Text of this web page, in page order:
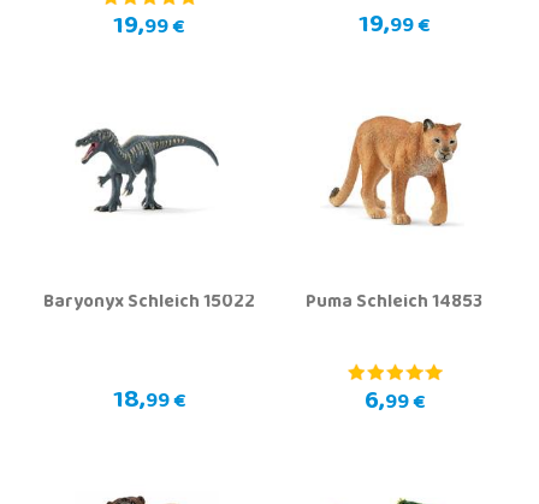
19,99 € 19,99 €
Baryonyx Schleich 15022
18,99 €
Puma Schleich 14853
6,99 €